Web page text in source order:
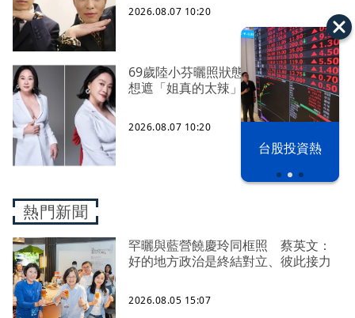
台股投資熱
2026.08.07 10:20
69歲陸小芬曬照狀態驚艷四方 性感不
想遮「姐真的太辣」
2026.08.07 10:20
熱門新聞
罕曬與藍營饒慶玲同框照 蔡英文：
好的地方政治是終結對立、彼此接力
2026.08.05 15:07